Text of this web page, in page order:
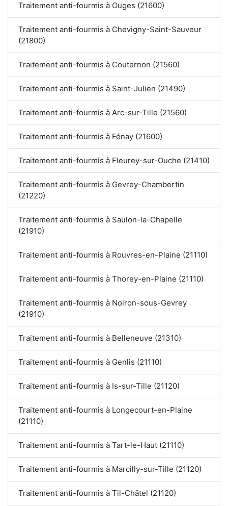
Traitement anti-fourmis à Ouges (21600)
Traitement anti-fourmis à Chevigny-Saint-Sauveur
(21800)
Traitement anti-fourmis à Couternon (21560)
Traitement anti-fourmis à Saint-Julien (21490)
Traitement anti-fourmis à Arc-sur-Tille (21560)
Traitement anti-fourmis à Fénay (21600)
Traitement anti-fourmis à Fleurey-sur-Ouche (21410)
Traitement anti-fourmis à Gevrey-Chambertin
(21220)
Traitement anti-fourmis à Saulon-la-Chapelle
(21910)
Traitement anti-fourmis à Rouvres-en-Plaine (21110)
Traitement anti-fourmis à Thorey-en-Plaine (21110)
Traitement anti-fourmis à Noiron-sous-Gevrey
(21910)
Traitement anti-fourmis à Belleneuve (21310)
Traitement anti-fourmis à Genlis (21110)
Traitement anti-fourmis à Is-sur-Tille (21120)
Traitement anti-fourmis à Longecourt-en-Plaine
(21110)
Traitement anti-fourmis à Tart-le-Haut (21110)
Traitement anti-fourmis à Marcilly-sur-Tille (21120)
Traitement anti-fourmis à Til-Châtel (21120)